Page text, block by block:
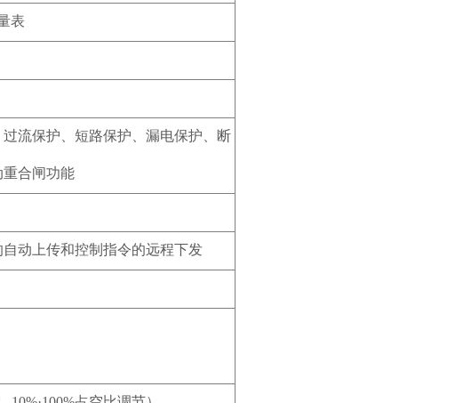
表
流保护、短路保护、漏电保护、断
合闸功能
动上传和控制指令的远程下发